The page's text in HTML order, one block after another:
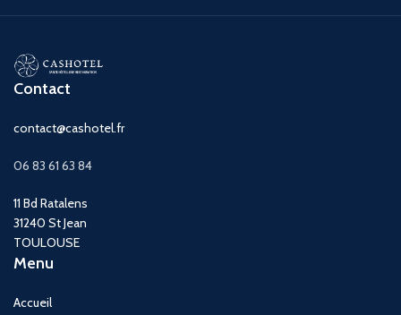
Contact
contact@cashotel.fr
06 83 61 63 84
11 Bd Ratalens
31240 St Jean
TOULOUSE
Menu
Accueil